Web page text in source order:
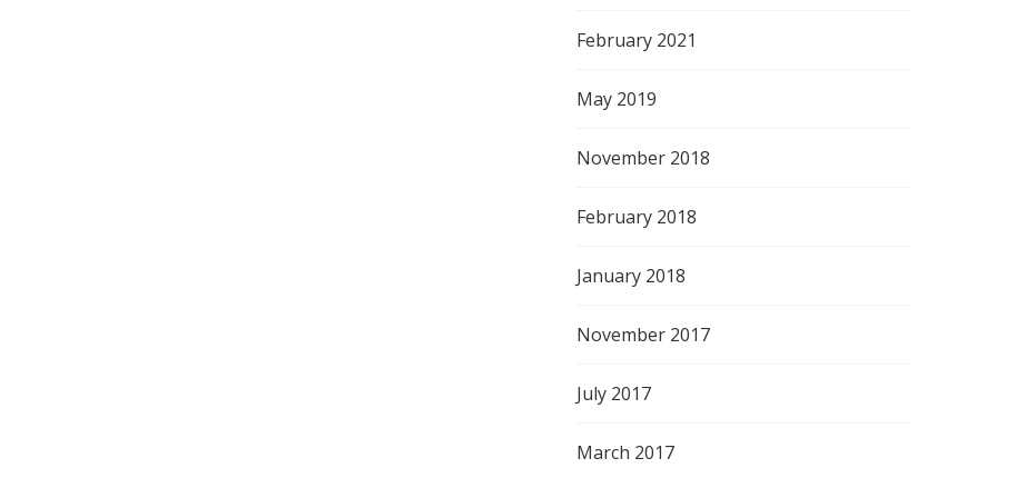
February 2021
May 2019
November 2018
February 2018
January 2018
November 2017
July 2017
March 2017